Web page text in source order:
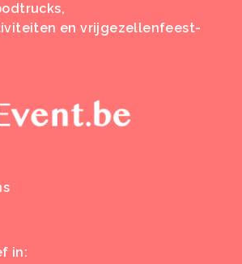
en vrijgezellenfeest-
in: